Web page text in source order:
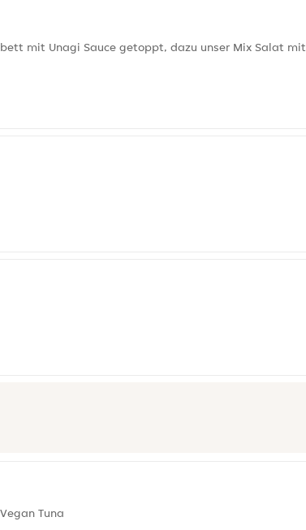
mit Unagi Sauce getoppt, dazu unser Mix Salat mit
Tuna